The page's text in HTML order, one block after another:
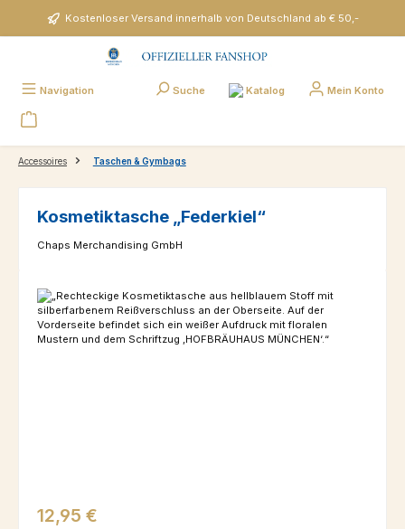
Zum Hauptinhalt springenKostenloser Versand innerhalb von Deutschland ab € 50,-
Navigation Suche Katalog Mein Konto
Accessoires Taschen & Gymbags
Kosmetiktasche „Federkiel“
Chaps Merchandising GmbH
Bildergalerie überspringen
Regulärer Preis:
12,95 €